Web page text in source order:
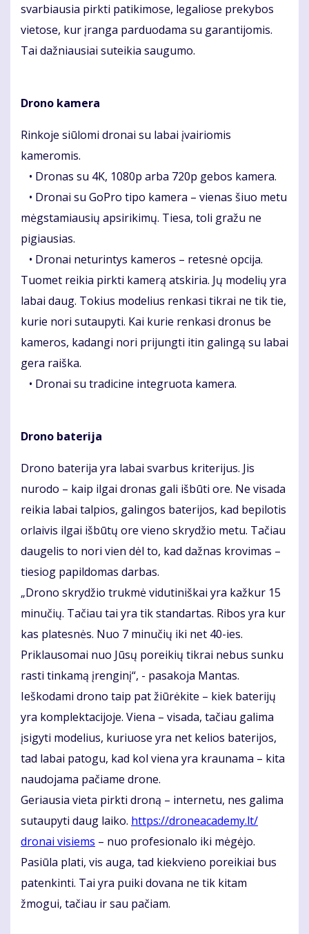
svarbiausia pirkti patikimose, legaliose prekybos
vietose, kur įranga parduodama su garantijomis.
Tai dažniausiai suteikia saugumo.
Drono kamera
Rinkoje siūlomi dronai su labai įvairiomis
kameromis.
• Dronas su 4K, 1080p arba 720p gebos kamera.
• Dronai su GoPro tipo kamera – vienas šiuo metu
mėgstamiausių apsirikimų. Tiesa, toli gražu ne
pigiausias.
• Dronai neturintys kameros – retesnė opcija.
Tuomet reikia pirkti kamerą atskiria. Jų modelių yra
labai daug. Tokius modelius renkasi tikrai ne tik tie,
kurie nori sutaupyti. Kai kurie renkasi dronus be
kameros, kadangi nori prijungti itin galingą su labai
gera raiška.
• Dronai su tradicine integruota kamera.
Drono baterija
Drono baterija yra labai svarbus kriterijus. Jis
nurodo – kaip ilgai dronas gali išbūti ore. Ne visada
reikia labai talpios, galingos baterijos, kad bepilotis
orlaivis ilgai išbūtų ore vieno skrydžio metu. Tačiau
daugelis to nori vien dėl to, kad dažnas krovimas –
tiesiog papildomas darbas.
„Drono skrydžio trukmė vidutiniškai yra kažkur 15
minučių. Tačiau tai yra tik standartas. Ribos yra kur
kas platesnės. Nuo 7 minučių iki net 40-ies.
Priklausomai nuo Jūsų poreikių tikrai nebus sunku
rasti tinkamą įrenginį“, - pasakoja Mantas.
Ieškodami drono taip pat žiūrėkite – kiek baterijų
yra komplektacijoje. Viena – visada, tačiau galima
įsigyti modelius, kuriuose yra net kelios baterijos,
tad labai patogu, kad kol viena yra kraunama – kita
naudojama pačiame drone.
Geriausia vieta pirkti droną – internetu, nes galima
sutaupyti daug laiko. https://droneacademy.lt/
dronai visiems – nuo profesionalo iki mėgėjo.
Pasiūla plati, vis auga, tad kiekvieno poreikiai bus
patenkinti. Tai yra puiki dovana ne tik kitam
žmogui, tačiau ir sau pačiam.